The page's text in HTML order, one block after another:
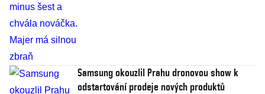
Samsung okouzlil Prahu dronovou show k
odstartování prodeje nových produktů